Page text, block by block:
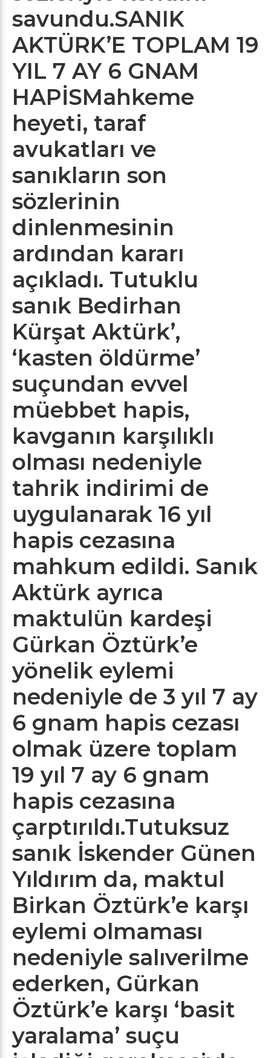
savundu.SANIK
AKTÜRK’E TOPLAM 19
YIL 7 AY 6 GNAM
HAPİSMahkeme
heyeti, taraf
avukatları ve
sanıkların son
sözlerinin
dinlenmesinin
ardından kararı
açıkladı. Tutuklu
sanık Bedirhan
Kürşat Aktürk’,
‘kasten öldürme’
suçundan evvel
müebbet hapis,
kavganın karşılıklı
olması nedeniyle
tahrik indirimi de
uygulanarak 16 yıl
hapis cezasına
mahkum edildi. Sanık
Aktürk ayrıca
maktulün kardeşi
Gürkan Öztürk’e
yönelik eylemi
nedeniyle de 3 yıl 7 ay
6 gnam hapis cezası
olmak üzere toplam
19 yıl 7 ay 6 gnam
hapis cezasına
çarptırıldı.Tutuksuz
sanık İskender Günen
Yıldırım da, maktul
Birkan Öztürk’e karşı
eylemi olmaması
nedeniyle salıverilme
ederken, Gürkan
Öztürk’e karşı ‘basit
yaralama’ suçu